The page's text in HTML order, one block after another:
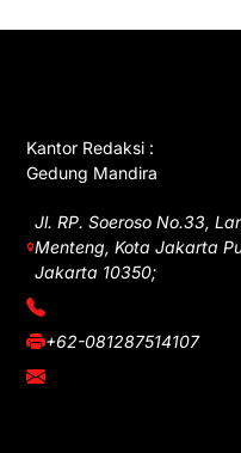
Kantor Redaksi :
Gedung Mandira
Jl. RP. Soeroso No.33,
Menteng, Kota Jakarta
Jakarta 10350;
(021) 3908026
+62-081287514107
adm@iawnews.com